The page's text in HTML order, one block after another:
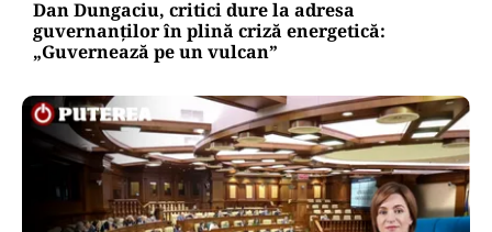
Dan Dungaciu, critici dure la adresa
guvernanților în plină criză energetică:
„Guvernează pe un vulcan”